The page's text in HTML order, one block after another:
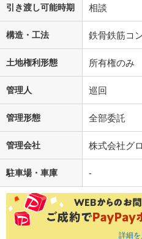
引き渡し可能時期 相談
構造・工法 鉄骨鉄筋コ
土地権利形態 所有権のみ
管理人 巡回
管理形態 全部委託
管理会社 株式会社グ
駐車場・車庫 -
詳細